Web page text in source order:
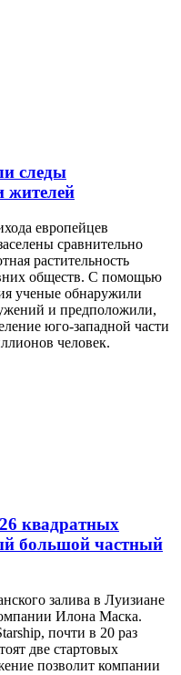
следы
жителей
европейцев
сравнительно
растительность
обществ. С помощью
ученые обнаружили
и предположили,
юго-западной части
человек.
квадратных
большой частный
залива в Луизиане
Илона Маска.
почти в 20 раз
две стартовых
позволит компании